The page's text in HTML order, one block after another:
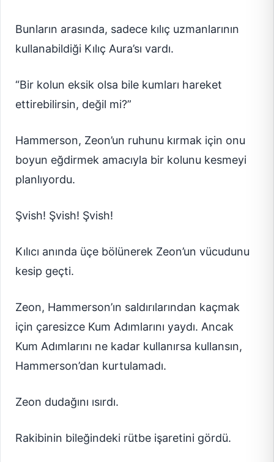
Bunların arasında, sadece kılıç uzmanlarının
kullanabildiği Kılıç Aura’sı vardı.
“Bir kolun eksik olsa bile kumları hareket
ettirebilirsin, değil mi?”
Hammerson, Zeon’un ruhunu kırmak için onu
boyun eğdirmek amacıyla bir kolunu kesmeyi
planlıyordu.
Şvish! Şvish! Şvish!
Kılıcı anında üçe bölünerek Zeon’un vücudunu
kesip geçti.
Zeon, Hammerson’ın saldırılarından kaçmak
için çaresizce Kum Adımlarını yaydı. Ancak
Kum Adımlarını ne kadar kullanırsa kullansın,
Hammerson’dan kurtulamadı.
Zeon dudağını ısırdı.
Rakibinin bileğindeki rütbe işaretini gördü.